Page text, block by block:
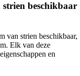
beschikbaar
van strien beschikbaar,
Elk van deze
en